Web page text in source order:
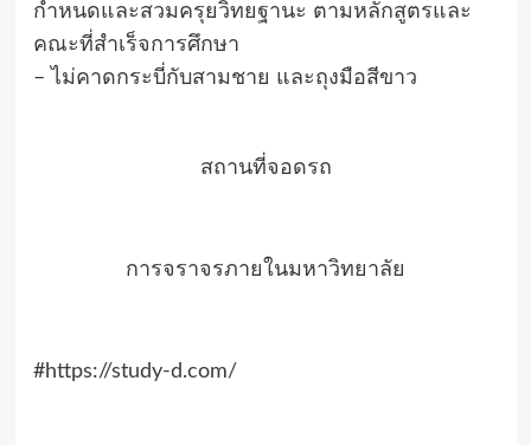
กำหนดและสวมครุยวิทยฐานะ ตามหลักสูตรและ
คณะที่สำเร็จการศึกษา
– ไม่คาดกระบี่กับสามชาย และถุงมือสีขาว
สถานที่จอดรถ
การจราจรภายในมหาวิทยาลัย
#https://study-d.com/